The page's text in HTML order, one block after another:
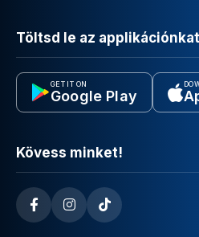
Töltsd le az
GET IT ON
Google Play
Kövess minket!